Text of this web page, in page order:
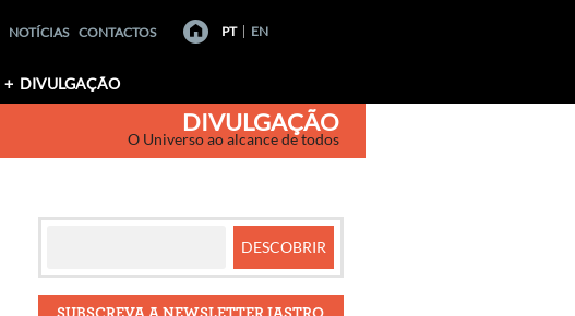
NOTÍCIAS CONTACTOS PT EN
DIVULGAÇÃO
DIVULGAÇÃO
O Universo ao alcance de todos